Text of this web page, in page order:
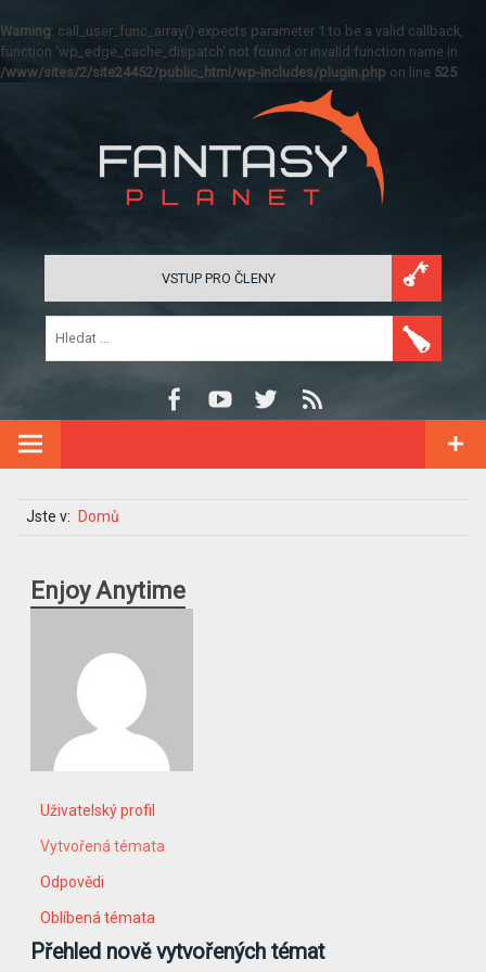
Warning: call_user_func_array() expects parameter 1 to be a valid callback,
function 'wp_edge_cache_dispatch' not found or invalid function name in
/www/sites/2/site24452/public_html/wp-includes/plugin.php on line 525
VSTUP PRO ČLENY
Jste v: Domů
Enjoy Anytime
Uživatelský profil
Vytvořená témata
Odpovědi
Oblíbená témata
Přehled nově vytvořených témat